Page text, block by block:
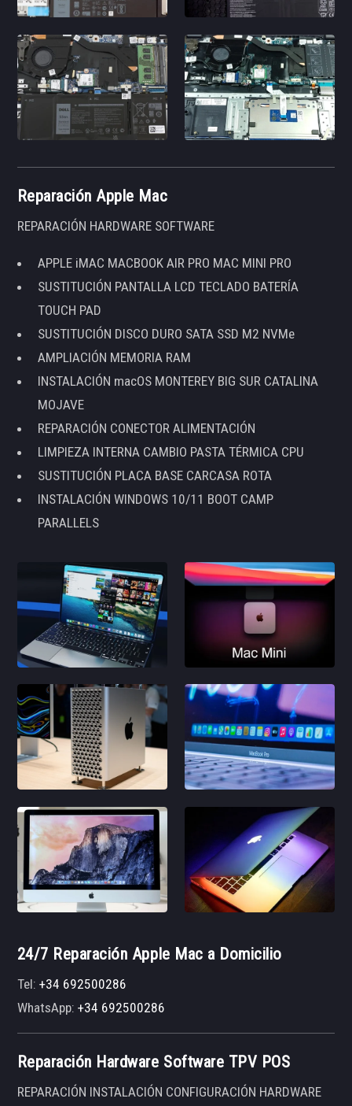
Reparación Apple Mac
REPARACIÓN HARDWARE SOFTWARE
APPLE iMAC MACBOOK AIR PRO MAC MINI PRO
SUSTITUCIÓN PANTALLA LCD TECLADO BATERÍA
TOUCH PAD
SUSTITUCIÓN DISCO DURO SATA SSD M2 NVMe
AMPLIACIÓN MEMORIA RAM
INSTALACIÓN macOS MONTEREY BIG SUR CATALINA
MOJAVE
REPARACIÓN CONECTOR ALIMENTACIÓN
LIMPIEZA INTERNA CAMBIO PASTA TÉRMICA CPU
SUSTITUCIÓN PLACA BASE CARCASA ROTA
INSTALACIÓN WINDOWS 10/11 BOOT CAMP
PARALLELS
24/7 Reparación Apple Mac a Domicilio
Tel:+34 692500286
WhatsApp:+34 692500286
Reparación Hardware Software TPV POS
REPARACIÓN INSTALACIÓN CONFIGURACIÓN HARDWARE